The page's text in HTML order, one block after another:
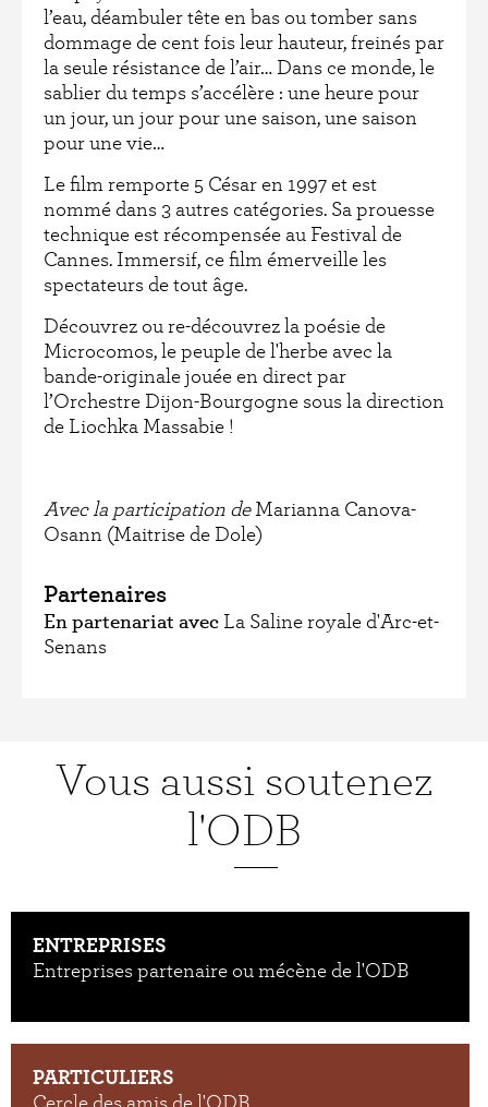
l’eau, déambuler tête en bas ou tomber sans
dommage de cent fois leur hauteur, freinés par
la seule résistance de l’air… Dans ce monde, le
sablier du temps s’accélère : une heure pour
un jour, un jour pour une saison, une saison
pour une vie…
Le film remporte 5 César en 1997 et est
nommé dans 3 autres catégories. Sa prouesse
technique est récompensée au Festival de
Cannes. Immersif, ce film émerveille les
spectateurs de tout âge.
Découvrez ou re-découvrez la poésie de
Microcomos, le peuple de l'herbe avec la
bande-originale jouée en direct par
l’Orchestre Dijon-Bourgogne sous la direction
de Liochka Massabie !
Avec la participation deMarianna Canova-
Osann (Maitrise de Dole)
Partenaires
En partenariat avec La Saline royale d'Arc-et-
Senans
Vous aussi soutenez
l'ODB
ENTREPRISES
Entreprises partenaire ou mécène de l'ODB
PARTICULIERS